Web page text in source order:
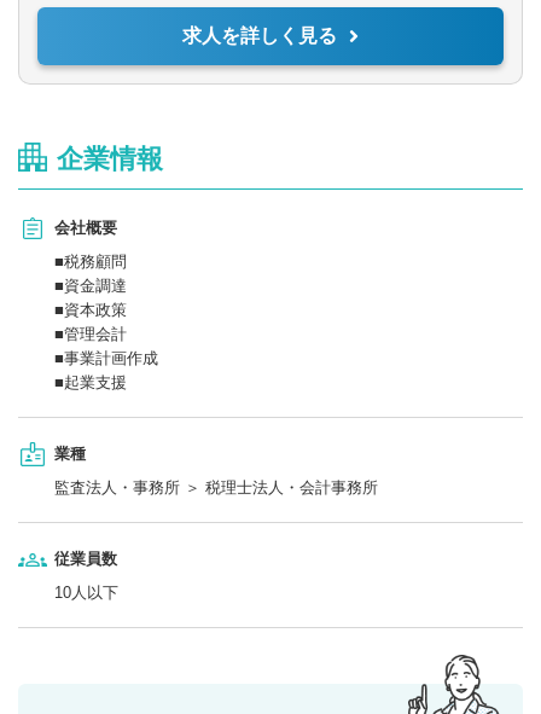
求人を詳しく見る
企業情報
会社概要
■税務顧問
■資金調達
■資本政策
■管理会計
■事業計画作成
■起業支援
業種
監査法人・事務所 ＞ 税理士法人・会計事務所
従業員数
10人以下